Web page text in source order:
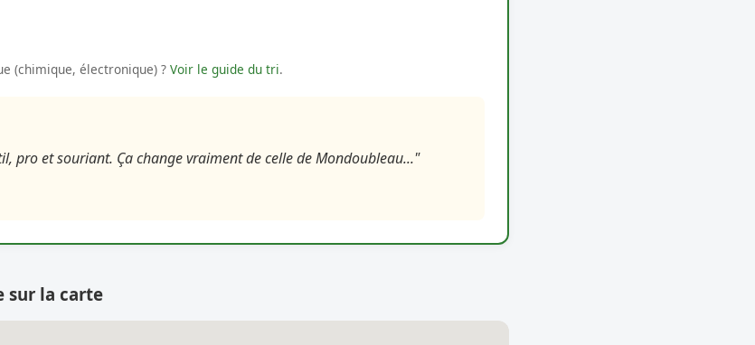
(chimique, électronique) ? Voir le guide du tri.
pro et souriant. Ça change vraiment de celle de Mondoubleau..."
la carte